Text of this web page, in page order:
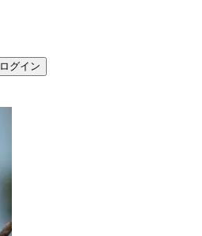
ログイン